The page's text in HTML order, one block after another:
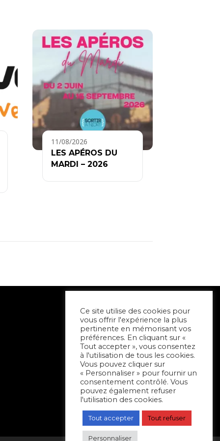
11/08/2026
LES APÉROS DU
MARDI – 2026
Ce site utilise des cookies pour
vous offrir l'expérience la plus
pertinente en mémorisant vos
préférences. En cliquant sur «
Tout accepter », vous consentez
à l'utilisation de tous les cookies.
Vous pouvez cliquer sur
« Personnaliser » pour fournir un
consentement contrôlé. Vous
pouvez également refuser
l'utilisation des cookies.
Tout accepter Tout refuser
Personnaliser